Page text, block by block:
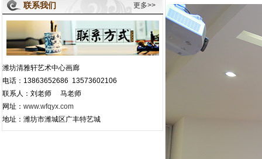
联系我们 更多>>
潍坊清雅轩艺术中心画廊
电话：13863652686 13573602106
联系人：刘老师 马老师
网址： www.wfqyx.com
地址：潍坊市潍城区广丰特艺城